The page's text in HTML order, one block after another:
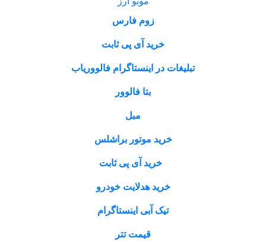
زوم فارس
خرید آی پی ثابت
تبلیغات در اینستاگرام فالووریاب
بتا فالوور
خرید موتور براشلس
خرید آی پی ثابت
خرید هدلایت خودرو
تیک آبی اینستاگرام
قیمت تتر